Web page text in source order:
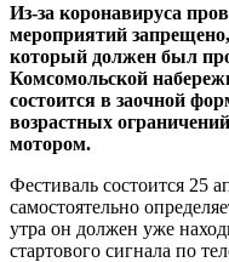
Из-за коронавируса
мероприятий
который должен был
Комсомольской
состоится в заочной
возрастных
мотором.
Фестиваль состоится 25
самостоятельно
утра он должен уже
стартового сигнала по